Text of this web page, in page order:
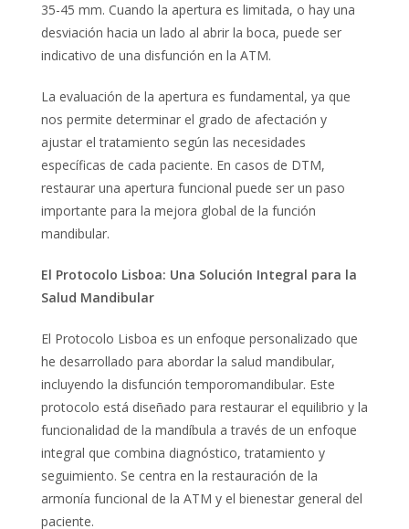
35-45 mm. Cuando la apertura es limitada, o hay una
desviación hacia un lado al abrir la boca, puede ser
indicativo de una disfunción en la ATM.
La evaluación de la apertura es fundamental, ya que
nos permite determinar el grado de afectación y
ajustar el tratamiento según las necesidades
específicas de cada paciente. En casos de DTM,
restaurar una apertura funcional puede ser un paso
importante para la mejora global de la función
mandibular.
El Protocolo Lisboa: Una Solución Integral para la
Salud Mandibular
El Protocolo Lisboa es un enfoque personalizado que
he desarrollado para abordar la salud mandibular,
incluyendo la disfunción temporomandibular. Este
protocolo está diseñado para restaurar el equilibrio y la
funcionalidad de la mandíbula a través de un enfoque
integral que combina diagnóstico, tratamiento y
seguimiento. Se centra en la restauración de la
armonía funcional de la ATM y el bienestar general del
paciente.